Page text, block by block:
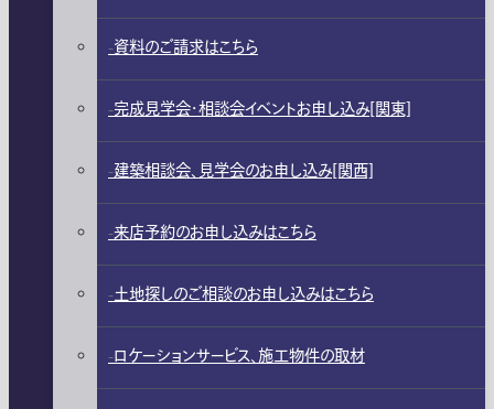
資料のご請求はこちら
完成見学会・相談会イベントお申し込み[関東]
建築相談会、見学会のお申し込み[関西]
来店予約のお申し込みはこちら
土地探しのご相談のお申し込みはこちら
ロケーションサービス、施工物件の取材